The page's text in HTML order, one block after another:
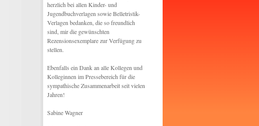
herzlich bei allen Kinder- und
Jugendbuchverlagen sowie Belletristik-
Verlagen bedanken, die so freundlich
sind, mir die gewünschten
Rezensionsexemplare zur Verfügung zu
stellen.
Ebenfalls ein Dank an alle Kollegen und
Kolleginnen im Pressebereich für die
sympathische Zusammenarbeit seit vielen
Jahren!
Sabine Wagner